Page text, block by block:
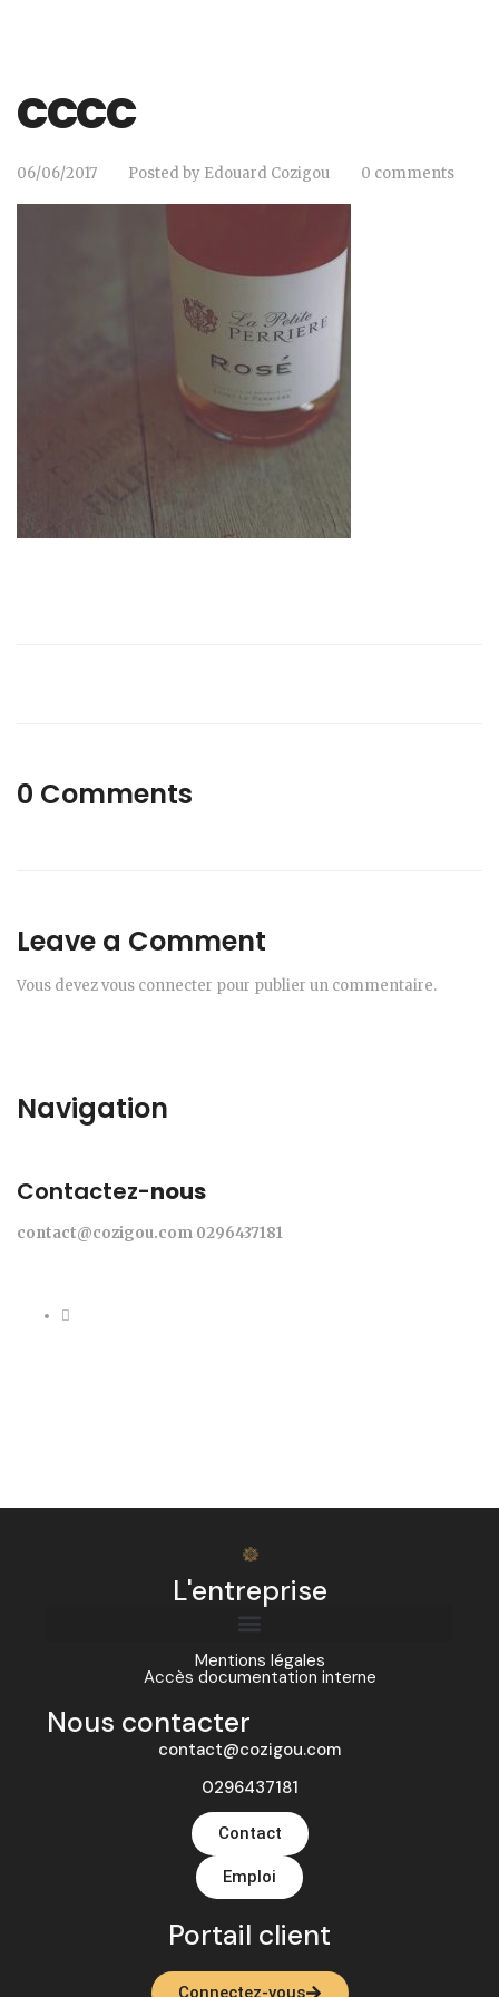
cccc
06/06/2017 Posted by Edouard Cozigou 0 comments
0 Comments
Leave a Comment
Vous devezvous connecter pour publier un commentaire.
Navigation
Contactez-nous
contact@cozigou.com 0296437181
L'entreprise
Mentions légales
Accès documentation interne
Nous contacter
contact@cozigou.com
0296437181
Contact
Emploi
Portail client
Connectez-vous